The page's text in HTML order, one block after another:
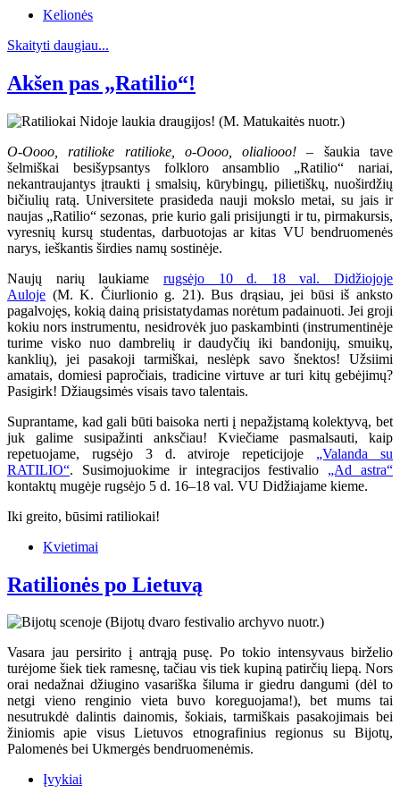
Kelionės
Skaityti daugiau...
Akšen pas „Ratilio“!
O-Oooo, ratilioke ratilioke, o-Oooo, olialiooo! – šaukia tave
šelmiškai besišypsantys folkloro ansamblio „Ratilio“ nariai,
nekantraujantys įtraukti į smalsių, kūrybingų, pilietiškų, nuoširdžių
bičiulių ratą. Universitete prasideda nauji mokslo metai, su jais ir
naujas „Ratilio“ sezonas, prie kurio gali prisijungti ir tu, pirmakursis,
vyresnių kursų studentas, darbuotojas ar kitas VU bendruomenės
narys, ieškantis širdies namų sostinėje.
Naujų narių laukiame rugsėjo 10 d. 18 val. Didžiojoje
Auloje (M. K. Čiurlionio g. 21). Bus drąsiau, jei būsi iš anksto
pagalvojęs, kokią dainą prisistatydamas norėtum padainuoti. Jei groji
kokiu nors instrumentu, nesidrovėk juo paskambinti (instrumentinėje
turime visko nuo dambrelių ir daudyčių iki bandonijų, smuikų,
kanklių), jei pasakoji tarmiškai, neslėpk savo šnektos! Užsiimi
amatais, domiesi papročiais, tradicine virtuve ar turi kitų gebėjimų?
Pasigirk! Džiaugsimės visais tavo talentais.
Suprantame, kad gali būti baisoka nerti į nepažįstamą kolektyvą, bet
juk galime susipažinti anksčiau! Kviečiame pasmalsauti, kaip
repetuojame, rugsėjo 3 d. atviroje repeticijoje „Valanda su
RATILIO“. Susimojuokime ir integracijos festivalio „Ad astra“
kontaktų mugėje rugsėjo 5 d. 16–18 val. VU Didžiajame kieme.
Iki greito, būsimi ratiliokai!
Kvietimai
Ratilionės po Lietuvą
Vasara jau persirito į antrąją pusę. Po tokio intensyvaus birželio
turėjome šiek tiek ramesnę, tačiau vis tiek kupiną patirčių liepą. Nors
orai nedažnai džiugino vasariška šiluma ir giedru dangumi (dėl to
netgi vieno renginio vieta buvo koreguojama!), bet mums tai
nesutrukdė dalintis dainomis, šokiais, tarmiškais pasakojimais bei
žiniomis apie visus Lietuvos etnografinius regionus su Bijotų,
Palomenės bei Ukmergės bendruomenėmis.
Įvykiai